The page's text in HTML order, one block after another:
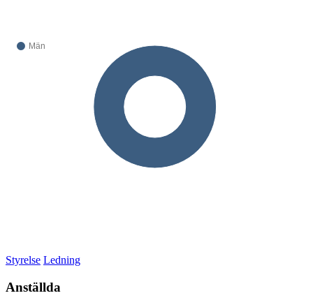
Styrelse Ledning
Anställda